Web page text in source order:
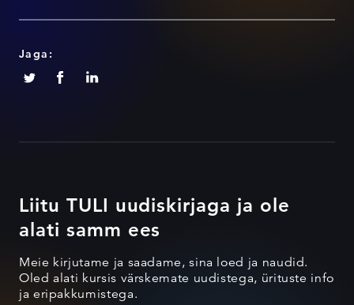
Jaga:
Liitu TULI uudiskirjaga ja ole
alati samm ees
Meie kirjutame ja saadame, sina loed ja naudid.
Oled alati kursis värskemate uudistega, ürituste info
ja eripakkumistega.